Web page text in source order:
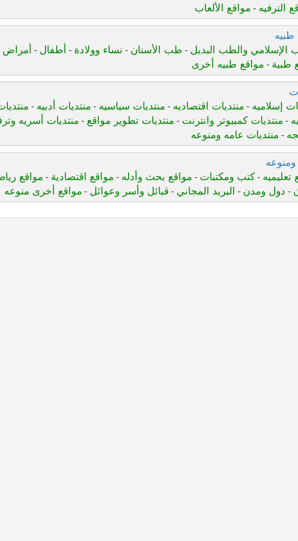
الترفيه - مواقع الألعاب
طبيه
الإسلامي والطب البديل - طب الأسنان - نساء وولادة - أطفال - أمراض
طبية - مواقع طبيه أخرى
إسلاميه - منتديات اقتصاديه - منتديات سياسيه - منتديات أدبيه -
- منتديات كمبيوتر وانترنت - منتديات تطوير مواقع - منتديات أسريه
- منتديات عامه ومنوعه
ومنوعه
تعليميه - كتب ومكتبات - مواقع بحث وأدله - مواقع اقتصادية - مواقع
- دول ومدن - البريد المجاني - قبائل وأسر وعوائل - مواقع أخرى منوعه